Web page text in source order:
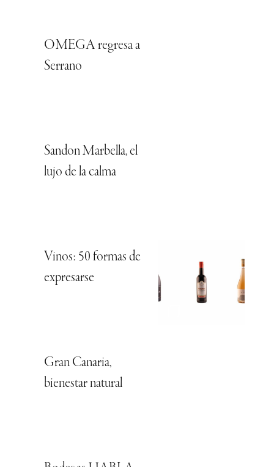
OMEGA regresa a
Serrano
Sandon Marbella, el
lujo de la calma
Vinos: 50 formas de
expresarse
Gran Canaria,
bienestar natural